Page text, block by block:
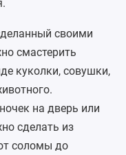
своими
смастерить
куколки, совушки,
на дверь или
сделать из
соломы до